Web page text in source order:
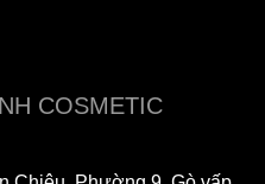
COSMETIC